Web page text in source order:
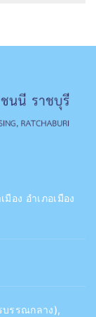
อง อำเภอเมือง
บรรณกลาง),